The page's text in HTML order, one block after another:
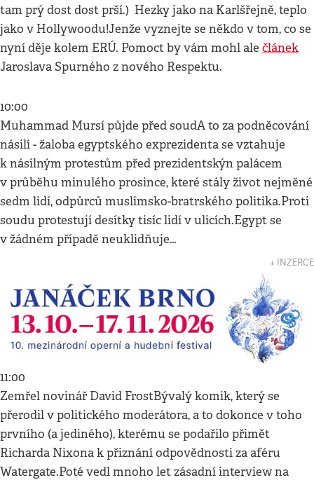
tam prý dost dost prší.) Hezky jako na Karlšřejně, teplo
jako v Hollywoodu!Jenže vyznejte se někdo v tom, co se
nyní děje kolem ERÚ. Pomoct by vám mohl ale článek
Jaroslava Spurného z nového Respektu.
10:00
Muhammad Mursí půjde před soudA to za podněcování
násilí - žaloba egyptského exprezidenta se vztahuje
k násilným protestům před prezidentskýn palácem
v průběhu minulého prosince, které stály život nejměné
sedm lidí, odpůrců muslimsko-bratrského politika.Proti
soudu protestují desítky tisíc lidí v ulicích.Egypt se
v žádném případě neuklidňuje…
↓ INZERCE
11:00
Zemřel novinář David FrostBývalý komik, který se
přerodil v politického moderátora, a to dokonce v toho
prvního (a jediného), kterému se podařilo přimět
Richarda Nixona k přiznání odpovědnosti za aféru
Watergate.Poté vedl mnoho let zásadní interview na